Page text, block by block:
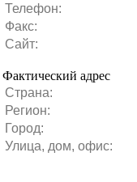
Телефон:
Факс:
Сайт:
Фактический адрес
Страна:
Регион:
Город:
Улица, дом, офис: